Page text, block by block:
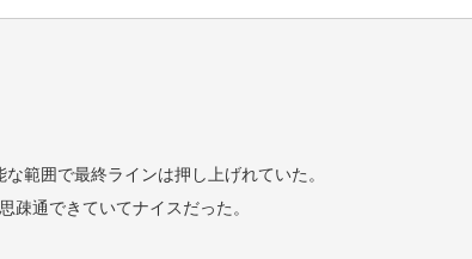
範囲で最終ラインは押し上げれていた。
疎通できていてナイスだった。